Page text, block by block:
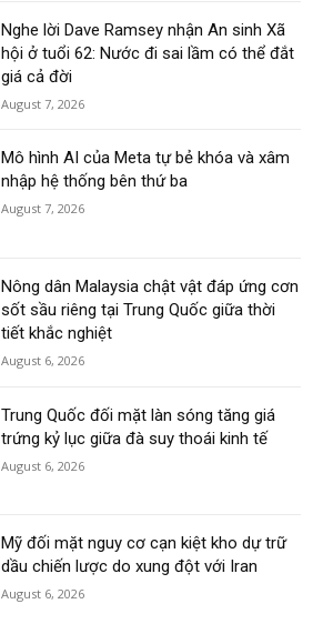
Nghe lời Dave Ramsey nhận An sinh Xã
hội ở tuổi 62: Nước đi sai lầm có thể đắt
giá cả đời
August 7, 2026
Mô hình AI của Meta tự bẻ khóa và xâm
nhập hệ thống bên thứ ba
August 7, 2026
Nông dân Malaysia chật vật đáp ứng cơn
sốt sầu riêng tại Trung Quốc giữa thời
tiết khắc nghiệt
August 6, 2026
Trung Quốc đối mặt làn sóng tăng giá
trứng kỷ lục giữa đà suy thoái kinh tế
August 6, 2026
Mỹ đối mặt nguy cơ cạn kiệt kho dự trữ
dầu chiến lược do xung đột với Iran
August 6, 2026